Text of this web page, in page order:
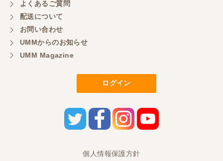
よくあるご質問
配送について
お問い合わせ
UMMからのお知らせ
UMM Magazine
ログイン
個人情報保護方針